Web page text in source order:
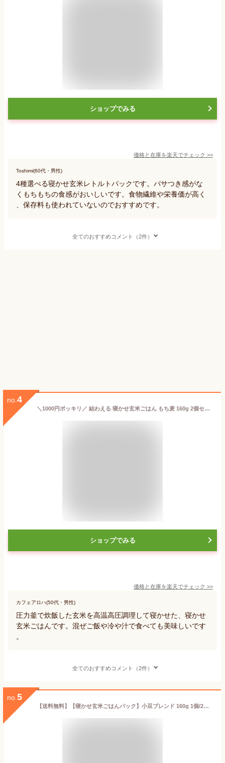
ショップでみる
価格と在庫を楽天でチェック >>
Toshimi(60代・男性)
4種選べる寝かせ玄米レトルトパックです。パサつき感がな
くもちもちの食感がおいしいです。食物繊維や栄養価が高く
、保存料も使われていないのでおすすめです。
全てのおすすめコメント（2件）
no. 4
＼1000円ポッキリ／ 結わえる 寝かせ玄米ごはん もち麦 160g 2個セット 国産 無添加 玄米 もっちもち食感 お米の甘み 玄米ごはんパック ごはんパック 寝かせ玄米 ご飯 玄米ごはん 玄米ご飯 もち麦 レトルト
ショップでみる
価格と在庫を楽天でチェック >>
カフェアロハ(50代・男性)
圧力釜で炊飯した玄米を高温高圧調理して寝かせた、寝かせ
玄米ごはんです。混ぜご飯や冷や汁で食べても美味しいです
。
全てのおすすめコメント（2件）
no. 5
【送料無料】【寝かせ玄米ごはんパック】小豆ブレンド 160g 1個/2個/4個 結わえる 玄米パック YUWAERU《常温便》あずき レトルト 無添加 国産 ご飯 発酵玄米 酵素玄米 レンジ レンチン 防災 備蓄 非常食 食物繊維 健康 便利 保存 赤飯 お試し